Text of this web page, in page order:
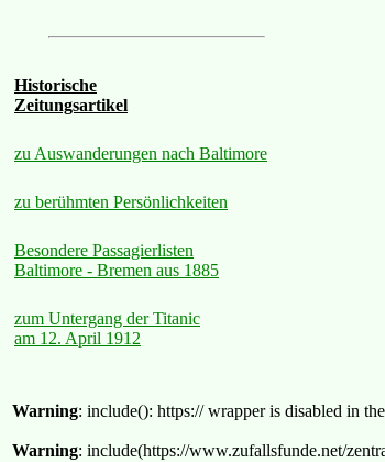
Historische
Zeitungsartikel
zu Auswanderungen nach Baltimore
zu berühmten Persönlichkeiten
Besondere Passagierlisten
Baltimore - Bremen aus 1885
zum Untergang der Titanic
am 12. April 1912
Warning: include(): https:// wrapper is disabled in
Warning: include(https://www.zufallsfunde.net/